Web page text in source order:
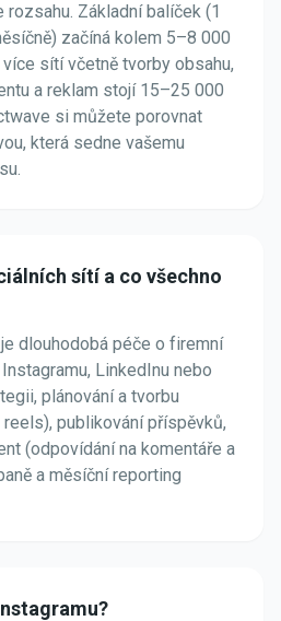
Základní balíček (1
začíná kolem 5–8 000
sítí včetně tvorby obsahu,
a reklam stojí 15–25 000
si můžete porovnat
která sedne vašemu
sítí a co všechno
dlouhodobá péče o firemní
LinkedInu nebo
plánování a tvorbu
publikování příspěvků,
(odpovídání na komentáře a
a měsíční reporting